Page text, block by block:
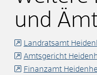
und
Landratsamt
Amtsgericht
Finanzamt